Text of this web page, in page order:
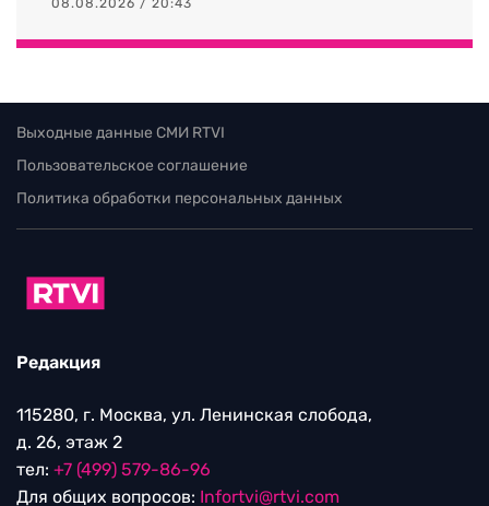
Выходные данные СМИ RTVI
Пользовательское соглашение
Политика обработки персональных данных
Редакция
115280, г. Москва, ул. Ленинская слобода,
д. 26, этаж 2
тел: +7 (499) 579-86-96
Для общих вопросов: Infortvi@rtvi.com